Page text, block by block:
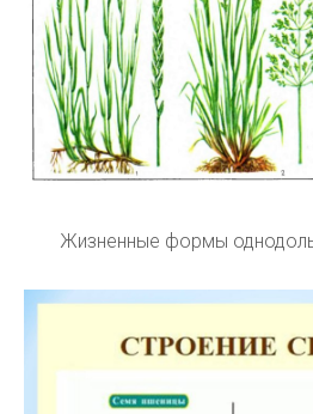
Жизненные формы